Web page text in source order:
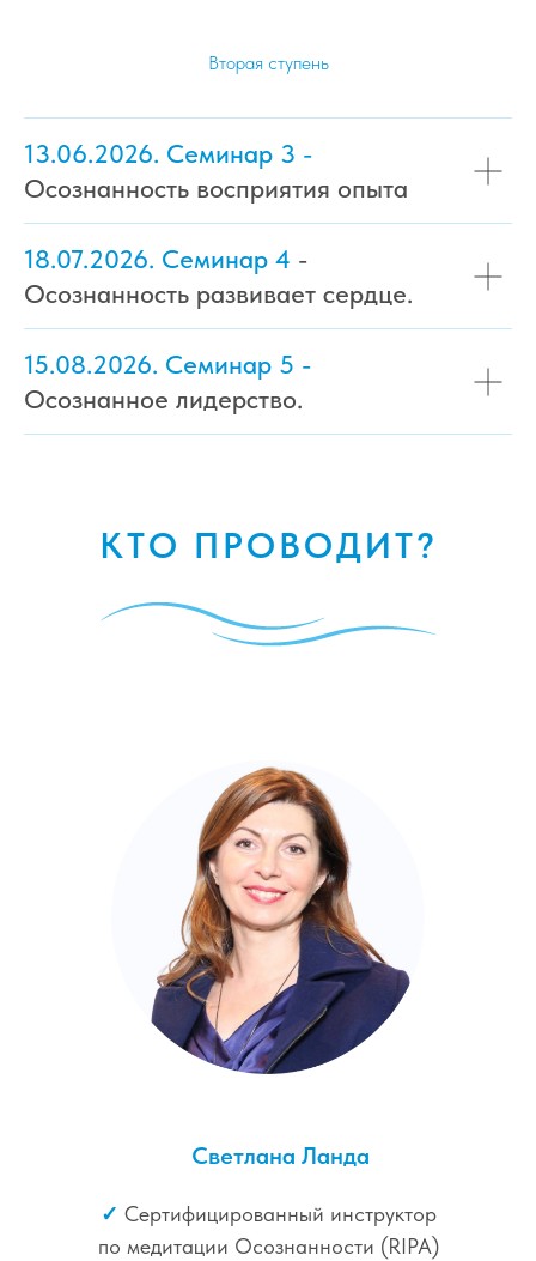
Вторая ступень
13.06.2026. Семинар 3 -
Осознанность восприятия опыта
18.07.2026. Семинар 4 -
Осознанность развивает сердце.
15.08.2026. Семинар 5 -
Осознанное лидерство.
КТО ПРОВОДИТ?
Светлана Ланда
✓ Сертифицированный инструктор
по медитации Осознанности (RIPA)